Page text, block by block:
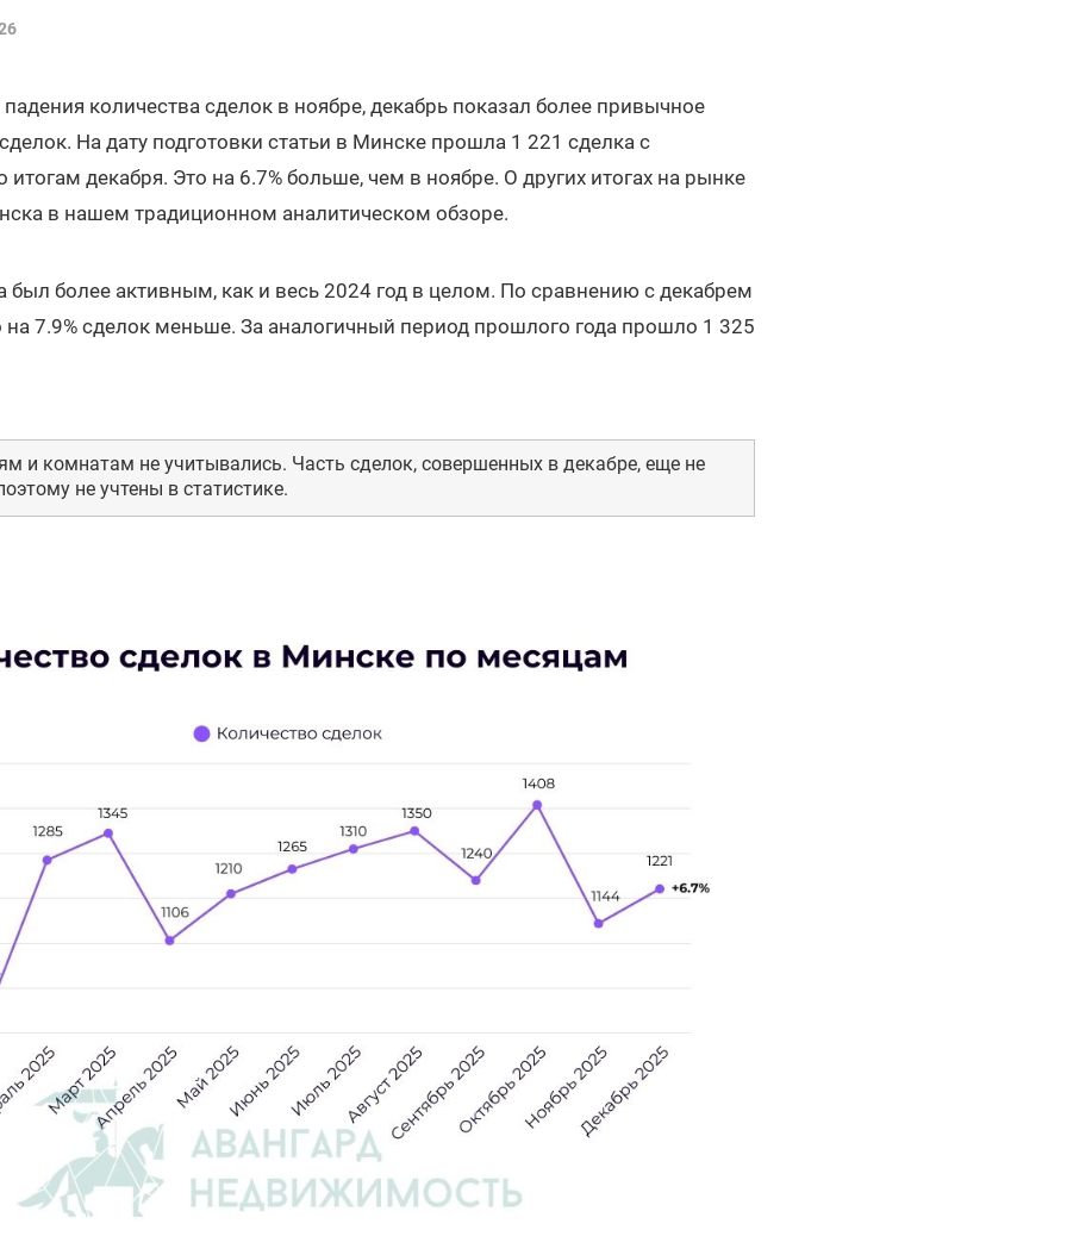
количества сделок в ноябре, декабрь показал более привычное
На дату подготовки статьи в Минске прошла 1 221 сделка с
декабря. Это на 6.7% больше, чем в ноябре. О других итогах на рынке
в нашем традиционном аналитическом обзоре.
был более активным, как и весь 2024 год в целом. По сравнению с декабрем
7.9% сделок меньше. За аналогичный период прошлого года прошло 1 325
и комнатам не учитывались. Часть сделок, совершенных в декабре, еще не
не учтены в статистике.